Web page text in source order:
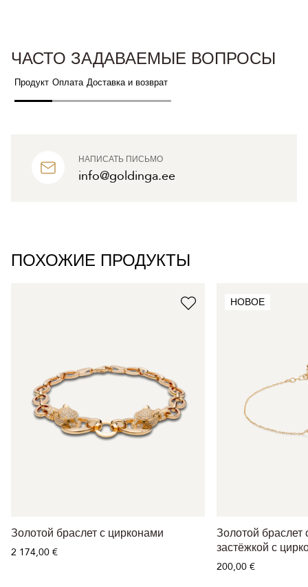
НАПИСАТЬ ПИСЬМО
info@goldinga.ee
ЧАСТО ЗАДАВАЕМЫЕ ВОПРОСЫ
Продукт Оплата Доставка и возврат
ПОХОЖИЕ ПРОДУКТЫ
Золотой браслет с цирконами
2 174,00 €
НОВОЕ
Золотой браслет
застёжкой с
200,00 €